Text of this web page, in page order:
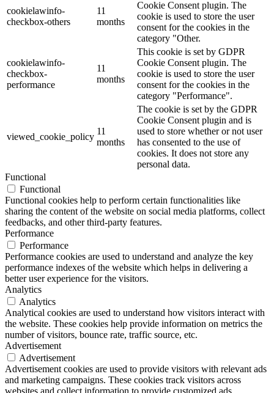
cookielawinfo-
checkbox-others
11
months
Cookie Consent plugin. The
cookie is used to store the user
consent for the cookies in the
category "Other.
cookielawinfo-
checkbox-
performance
11
months
This cookie is set by GDPR
Cookie Consent plugin. The
cookie is used to store the user
consent for the cookies in the
category "Performance".
viewed_cookie_policy
11
months
The cookie is set by the GDPR
Cookie Consent plugin and is
used to store whether or not user
has consented to the use of
cookies. It does not store any
personal data.
Functional
Functional
Functional cookies help to perform certain functionalities like
sharing the content of the website on social media platforms, collect
feedbacks, and other third-party features.
Performance
Performance
Performance cookies are used to understand and analyze the key
performance indexes of the website which helps in delivering a
better user experience for the visitors.
Analytics
Analytics
Analytical cookies are used to understand how visitors interact with
the website. These cookies help provide information on metrics the
number of visitors, bounce rate, traffic source, etc.
Advertisement
Advertisement
Advertisement cookies are used to provide visitors with relevant ads
and marketing campaigns. These cookies track visitors across